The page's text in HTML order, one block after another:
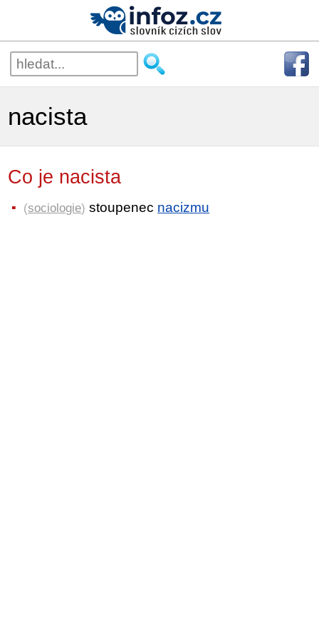
nacista
Co je nacista
(sociologie) stoupenec nacizmu